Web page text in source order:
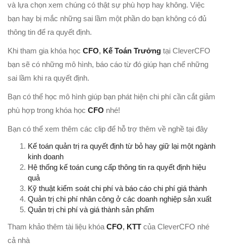
và lựa chọn xem chúng có thật sự phù hợp hay không. Việc
bạn hay bị mắc những sai lầm một phần do bạn không có đủ
thông tin để ra quyết định.
Khi tham gia khóa học CFO, Kế Toán Trưởng tại CleverCFO
bạn sẽ có những mô hình, báo cáo từ đó giúp hạn chế những
sai lầm khi ra quyết định.
Bạn có thể học mô hình giúp bạn phát hiện chi phí cần cắt giảm
phù hợp trong khóa học CFO nhé!
Bạn có thể xem thêm các clip để hỗ trợ thêm về nghề tại đây
Kế toán quản trị ra quyết định từ bỏ hay giữ lại một ngành
kinh doanh
Hệ thống kế toán cung cấp thông tin ra quyết định hiệu
quả
Kỹ thuật kiểm soát chi phí và báo cáo chi phí giá thành
Quản trị chi phí nhân công ở các doanh nghiệp sản xuất
Quản trị chi phí và giá thành sản phẩm
Tham khảo thêm tài liệu khóa CFO, KTT của CleverCFO nhé
cả nhà